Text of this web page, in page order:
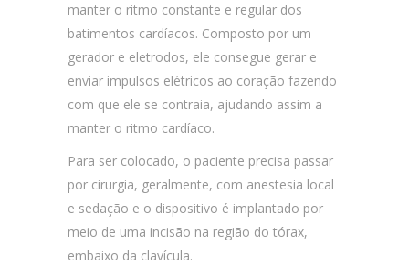
manter o ritmo constante e regular dos
batimentos cardíacos. Composto por um
gerador e eletrodos, ele consegue gerar e
enviar impulsos elétricos ao coração fazendo
com que ele se contraia, ajudando assim a
manter o ritmo cardíaco.
Para ser colocado, o paciente precisa passar
por cirurgia, geralmente, com anestesia local
e sedação e o dispositivo é implantado por
meio de uma incisão na região do tórax,
embaixo da clavícula.